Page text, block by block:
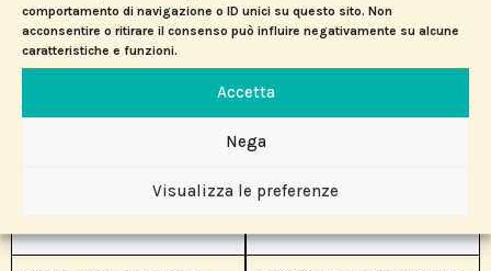
comportamento di navigazione o ID unici su questo sito. Non
acconsentire o ritirare il consenso può influire negativamente su alcune
caratteristiche e funzioni.
Accetta
Nega
Visualizza le preferenze